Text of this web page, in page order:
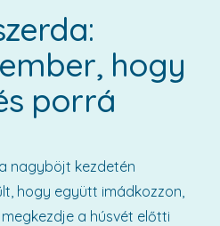
hogy
porrá
nagyböjt kezdetén
hogy együtt imádkozzon,
a húsvét előtti